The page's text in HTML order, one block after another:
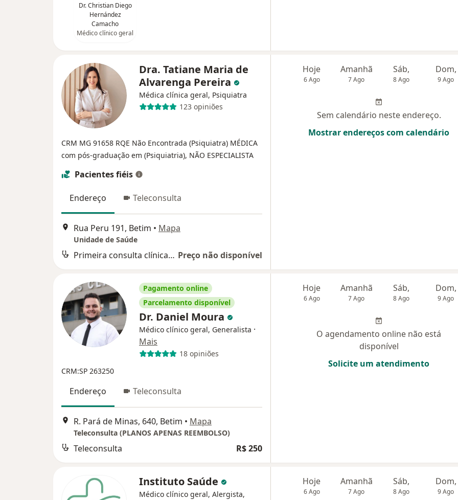
Dr. Christian Diego
Hernández
Camacho
Médico clínico geral
Dra. Tatiane Maria de
Alvarenga Pereira
Médica clínica geral, Psiquiatra
123 opiniões
CRM MG 91658 RQE Não Encontrada (Psiquiatra) MÉDICA
com pós-graduação em (Psiquiatria), NÃO ESPECIALISTA
Pacientes fiéis
Endereço Teleconsulta
Rua Peru 191, Betim • Mapa
Unidade de Saúde
Primeira consulta clínica médica Preço não disponível
Hoje
6 Ago
Amanhã
7 Ago
Sáb,
8 Ago
Dom,
9 Ago
Sem calendário neste endereço.
Mostrar endereços com calendário
Pagamento online
Parcelamento disponível
Dr. Daniel Moura
Médico clínico geral, Generalista ·
Mais
18 opiniões
CRM:SP 263250
Endereço Teleconsulta
R. Pará de Minas, 640, Betim • Mapa
Teleconsulta (PLANOS APENAS REEMBOLSO)
Teleconsulta R$ 250
Hoje
6 Ago
Amanhã
7 Ago
Sáb,
8 Ago
Dom,
9 Ago
O agendamento online não está
disponível
Solicite um atendimento
Instituto Saúde
Médico clínico geral, Alergista,
Hoje
6 Ago
Amanhã
7 Ago
Sáb,
8 Ago
Dom,
9 Ago